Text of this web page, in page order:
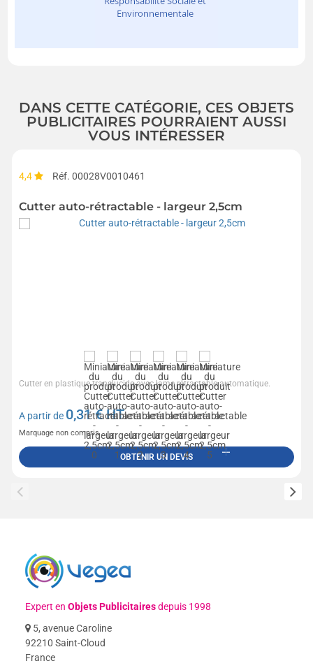
DANS CETTE CATÉGORIE, CES OBJETS
PUBLICITAIRES POURRAIENT AUSSI
VOUS INTÉRESSER
4,4 Réf. 00028V0010461
Cutter auto-rétractable - largeur 2,5cm
Cutter en plastique translucide avec lame rétractable automatique.
A partir de 0,31€ HT
Marquage non compris
OBTENIR UN DEVIS
Expert enObjets Publicitairesdepuis 1998
5, avenue Caroline
92210 Saint-Cloud
France